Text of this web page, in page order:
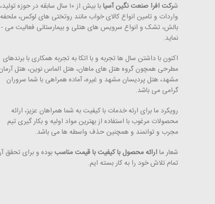
شرکت افرا صنعت نگین آسیا
با بیش از ۱۰ سال سابقه در حوزه تولید،
واردات و تامین انواع کالای خواب مانند روتختی­ های لوکس،
بالش، تشک و انواع سرویس های هتلی و بیمارستانی فعالیت می ­
نماید.
اکنون با داشتن سال ها تجربه و با اتکا به تجربه همکاری با برندهای
مطرحی همچون گروه هتل­ های ماهان، هتل الماس نوین، هتل
مشهد، هتل پردیسان مشهد و غیره، آماده همراهی با شما سروران
گرامی می ­باشد.
رویکرد ما برای ارئه خدمات با کیفیت به شما همراهان عزیز، ارائه
محصولات مرغوب با استفاده از بهترین مواد اولیه و بکار گیری تیم
مجرب و توانمند و همچنین حذف واسطه ­ها می ­­باشد.
شعار ماارائه محصول با کیفیت با قیمت مناسببوده و برای تحقق
تمام تلاش خود را به کار بسته ­ایم.